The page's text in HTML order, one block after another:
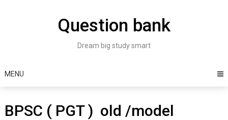
Question bank
Dream big study smart
MENU
BPSC ( PGT ) old /model